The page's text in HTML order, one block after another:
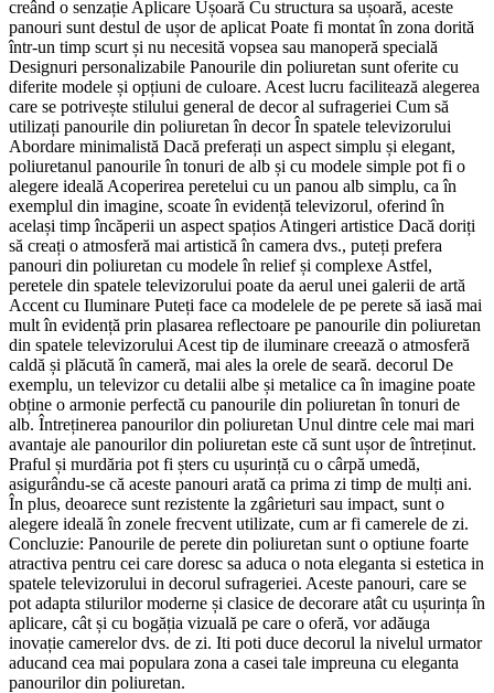
creând o senzație Aplicare Ușoară Cu structura sa ușoară, aceste
panouri sunt destul de ușor de aplicat Poate fi montat în zona dorită
într-un timp scurt și nu necesită vopsea sau manoperă specială
Designuri personalizabile Panourile din poliuretan sunt oferite cu
diferite modele și opțiuni de culoare. Acest lucru facilitează alegerea
care se potrivește stilului general de decor al sufrageriei Cum să
utilizați panourile din poliuretan în decor În spatele televizorului
Abordare minimalistă Dacă preferați un aspect simplu și elegant,
poliuretanul panourile în tonuri de alb și cu modele simple pot fi o
alegere ideală Acoperirea peretelui cu un panou alb simplu, ca în
exemplul din imagine, scoate în evidență televizorul, oferind în
același timp încăperii un aspect spațios Atingeri artistice Dacă doriți
să creați o atmosferă mai artistică în camera dvs., puteți prefera
panouri din poliuretan cu modele în relief și complexe Astfel,
peretele din spatele televizorului poate da aerul unei galerii de artă
Accent cu Iluminare Puteți face ca modelele de pe perete să iasă mai
mult în evidență prin plasarea reflectoare pe panourile din poliuretan
din spatele televizorului Acest tip de iluminare creează o atmosferă
caldă și plăcută în cameră, mai ales la orele de seară. decorul De
exemplu, un televizor cu detalii albe și metalice ca în imagine poate
obține o armonie perfectă cu panourile din poliuretan în tonuri de
alb. Întreținerea panourilor din poliuretan Unul dintre cele mai mari
avantaje ale panourilor din poliuretan este că sunt ușor de întreținut.
Praful și murdăria pot fi șters cu ușurință cu o cârpă umedă,
asigurându-se că aceste panouri arată ca prima zi timp de mulți ani.
În plus, deoarece sunt rezistente la zgârieturi sau impact, sunt o
alegere ideală în zonele frecvent utilizate, cum ar fi camerele de zi.
Concluzie: Panourile de perete din poliuretan sunt o optiune foarte
atractiva pentru cei care doresc sa aduca o nota eleganta si estetica in
spatele televizorului in decorul sufrageriei. Aceste panouri, care se
pot adapta stilurilor moderne și clasice de decorare atât cu ușurința în
aplicare, cât și cu bogăția vizuală pe care o oferă, vor adăuga
inovație camerelor dvs. de zi. Iti poti duce decorul la nivelul urmator
aducand cea mai populara zona a casei tale impreuna cu eleganta
panourilor din poliuretan.